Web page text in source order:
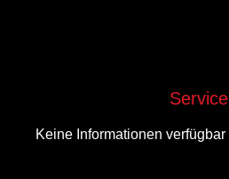
Service
Keine Informationen verfügbar